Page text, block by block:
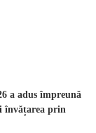
a adus împreună
învățarea prin